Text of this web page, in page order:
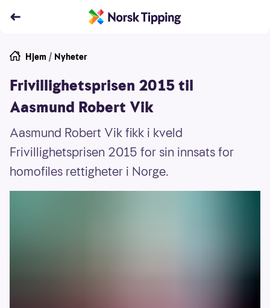
Hjem / Nyheter
Frivillighetsprisen 2015 til
Aasmund Robert Vik
Aasmund Robert Vik fikk i kveld
Frivillighetsprisen 2015 for sin innsats for
homofiles rettigheter i Norge.